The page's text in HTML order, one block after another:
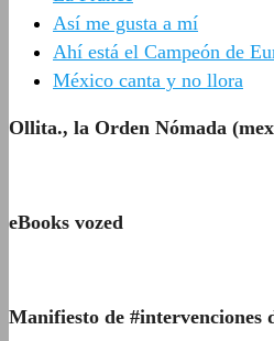
Así me gusta a mí
Ahí está el Campeón de
México canta y no llora
Ollita., la Orden Nómada
eBooks vozed
Manifiesto de #intervenciones